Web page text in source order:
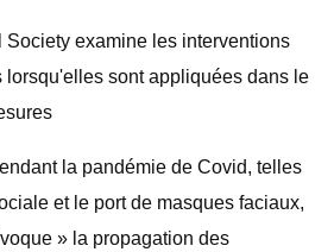
Society examine les interventions
lorsqu'elles sont appliquées dans le
la pandémie de Covid, telles
et le port de masques faciaux,
» la propagation des